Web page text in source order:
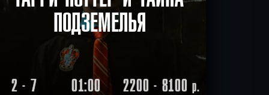
ПОДЗЕМЕЛЬЯ
2 - 7 01:00 2200 - 8100р.